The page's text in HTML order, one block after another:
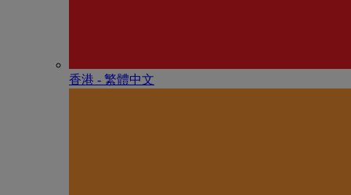
香港 - 繁體中文